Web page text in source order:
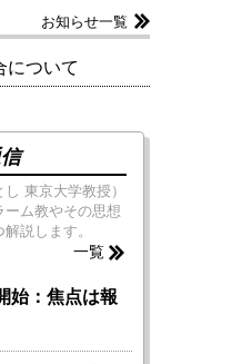
お知らせ一覧
について
東京大学教授）
ーム教やその思想
説します。
一覧
始：焦点は報